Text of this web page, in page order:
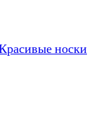
носки